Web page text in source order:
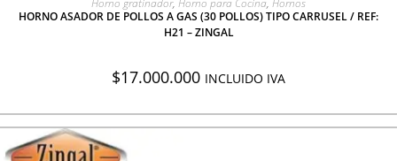
Horno gratinador, Horno para Cocina, Hornos
HORNO ASADOR DE POLLOS A GAS (30 POLLOS) TIPO CARRUSEL / REF:
H21 – ZINGAL
$17.000.000 INCLUIDO IVA